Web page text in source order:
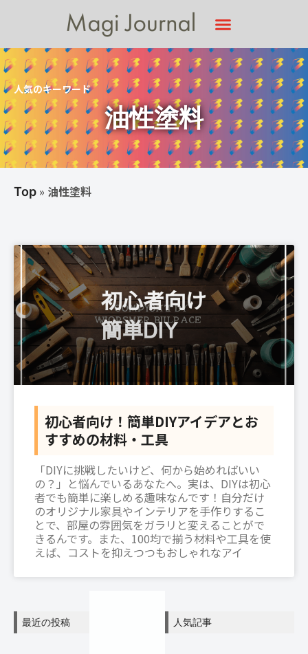
人気のキーワード
油性塗料
Top » 油性塗料
初心者向け！簡単DIYアイデアとお
すすめの材料・工具
「DIYに挑戦したいけど、何から始めればいい
の？」と悩んでいるあなたへ。実は、DIYは初心
者でも簡単に楽しめる趣味なんです！自分だけ
のオリジナル家具やインテリアを手作りするこ
とで、部屋の雰囲気をガラリと変えることがで
きるんです。また、100均で揃う材料や工具を使
えば、コストを抑えつつもおしゃれなアイ
最近の投稿 人気記事